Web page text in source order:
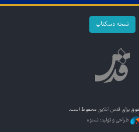
نسخه دسکتاپ
برای قدس آنلاین محفوظ است.
طراحی و تولید: نستوه